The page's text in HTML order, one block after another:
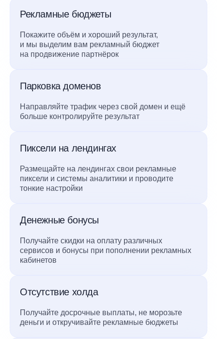
Рекламные бюджеты
Покажите объём и хороший результат,
и мы выделим вам рекламный бюджет
на продвижение партнёрок
Парковка доменов
Направляйте трафик через свой домен и ещё
больше контролируйте результат
Пиксели на лендингах
Размещайте на лендингах свои рекламные
пиксели и системы аналитики и проводите
тонкие настройки
Денежные бонусы
Получайте скидки на оплату различных
сервисов и бонусы при пополнении рекламных
кабинетов
Отсутствие холда
Получайте досрочные выплаты, не морозьте
деньги и откручивайте рекламные бюджеты